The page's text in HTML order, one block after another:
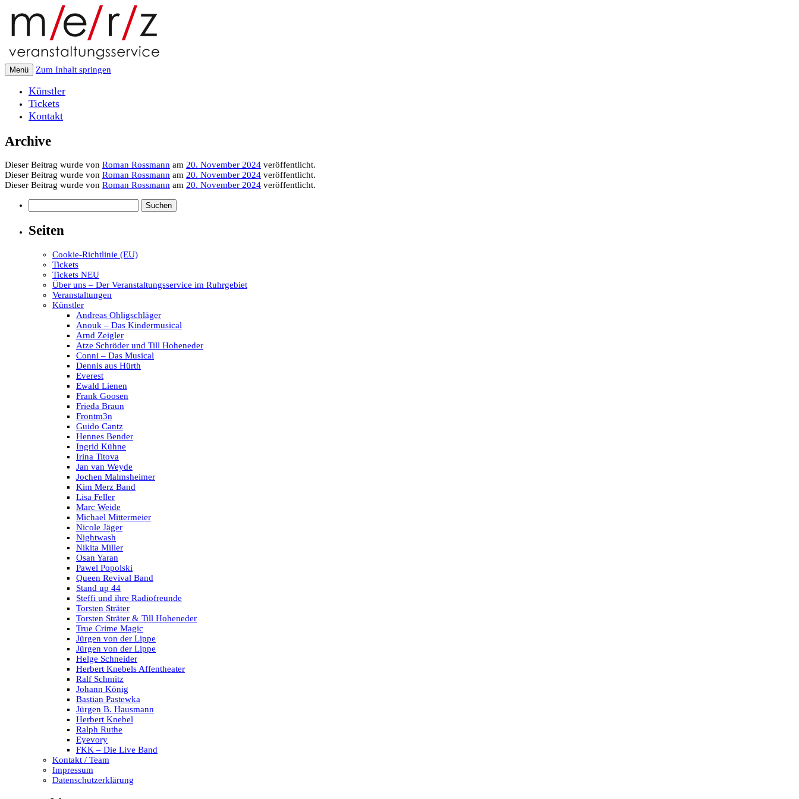
Menü Zum Inhalt springen
Künstler
Tickets
Kontakt
Archive
Dieser Beitrag wurde von Roman Rossmann am 20. November 2024 veröffentlicht.
Dieser Beitrag wurde von Roman Rossmann am 20. November 2024 veröffentlicht.
Dieser Beitrag wurde von Roman Rossmann am 20. November 2024 veröffentlicht.
nach:
Seiten
Cookie-Richtlinie (EU)
Tickets
Tickets NEU
Über uns – Der Veranstaltungsservice im Ruhrgebiet
Veranstaltungen
Künstler
Andreas Ohligschläger
Anouk – Das Kindermusical
Arnd Zeigler
Atze Schröder und Till Hoheneder
Conni – Das Musical
Dennis aus Hürth
Everest
Ewald Lienen
Frank Goosen
Frieda Braun
Frontm3n
Guido Cantz
Hennes Bender
Ingrid Kühne
Irina Titova
Jan van Weyde
Jochen Malmsheimer
Kim Merz Band
Lisa Feller
Marc Weide
Michael Mittermeier
Nicole Jäger
Nightwash
Nikita Miller
Osan Yaran
Pawel Popolski
Queen Revival Band
Stand up 44
Steffi und ihre Radiofreunde
Torsten Sträter
Torsten Sträter & Till Hoheneder
True Crime Magic
Jürgen von der Lippe
Jürgen von der Lippe
Helge Schneider
Herbert Knebels Affentheater
Ralf Schmitz
Johann König
Bastian Pastewka
Jürgen B. Hausmann
Herbert Knebel
Ralph Ruthe
Eyevory
FKK – Die Live Band
Kontakt / Team
Impressum
Datenschutzerklärung